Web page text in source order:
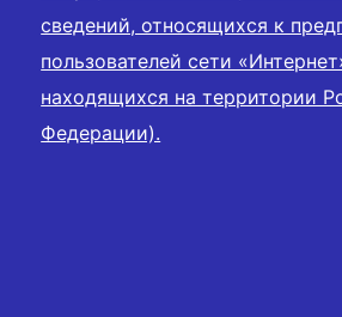
сведений, относящихся к
пользователей сети
находящихся на территории
Федерации).